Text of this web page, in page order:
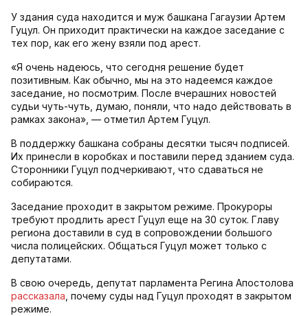
У здания суда находится и муж башкана Гагаузии Артем
Гуцул. Он приходит практически на каждое заседание с
тех пор, как его жену взяли под арест.
«Я очень надеюсь, что сегодня решение будет
позитивным. Как обычно, мы на это надеемся каждое
заседание, но посмотрим. После вчерашних новостей
судьи чуть-чуть, думаю, поняли, что надо действовать в
рамках закона», — отметил Артем Гуцул.
В поддержку башкана собраны десятки тысяч подписей.
Их принесли в коробках и поставили перед зданием суда.
Сторонники Гуцул подчеркивают, что сдаваться не
собираются.
Заседание проходит в закрытом режиме. Прокуроры
требуют продлить арест Гуцул еще на 30 суток. Главу
региона доставили в суд в сопровождении большого
числа полицейских. Общаться Гуцул может только с
депутатами.
В свою очередь, депутат парламента Регина Апостолова
рассказала , почему суды над Гуцул проходят в закрытом
режиме.